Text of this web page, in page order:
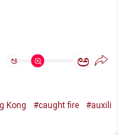
ಅ ಅ
Kong #caught fire
#auxili